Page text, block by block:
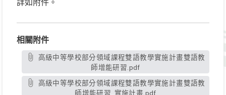
詳如附件。
相關附件
師增能研習.pdf
師增能研習_實施計畫.pdf